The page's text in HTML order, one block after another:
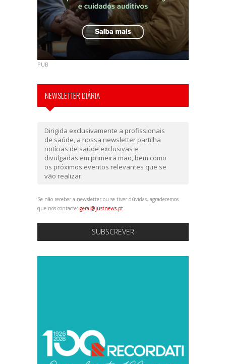
PUB
NEWSLETTER DIÁRIA
Dirigida exclusivamente a profissionais
de saúde, a nossa newsletter partilha
notícias de saúde exclusivas e
divulgadas em primeira mão, bem como
os próximos eventos relevantes que se
vão realizar.
Se não receber a newsletter ou se tiver dúvidas, agradecemos
que nos contacte: geral@justnews.pt
SUBSCREVER